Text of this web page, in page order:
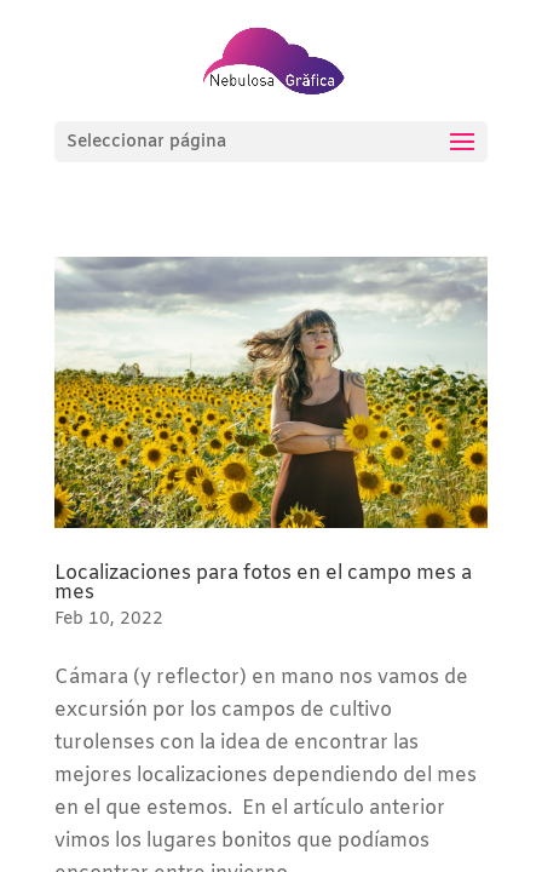
Seleccionar página
Localizaciones para fotos en el campo mes a
mes
Feb 10, 2022
Cámara (y reflector) en mano nos vamos de
excursión por los campos de cultivo
turolenses con la idea de encontrar las
mejores localizaciones dependiendo del mes
en el que estemos. En el artículo anterior
vimos los lugares bonitos que podíamos